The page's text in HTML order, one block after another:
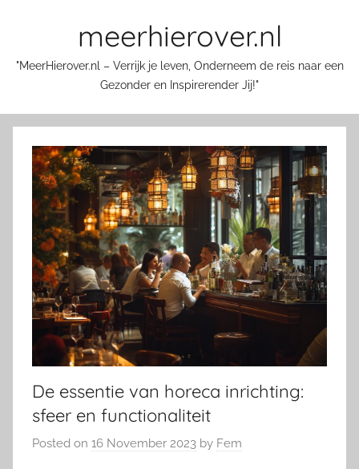
meerhierover.nl
"MeerHierover.nl – Verrijk je leven, Onderneem de reis naar een
Gezonder en Inspirerender Jij!"
De essentie van horeca inrichting:
sfeer en functionaliteit
Posted on 16 November 2023 by Fem